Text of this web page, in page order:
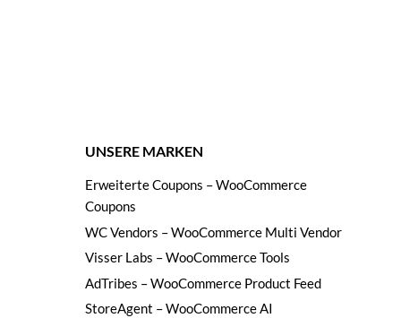
UNSERE MARKEN
Erweiterte Coupons – WooCommerce
Coupons
WC Vendors – WooCommerce Multi Vendor
Visser Labs – WooCommerce Tools
AdTribes – WooCommerce Product Feed
StoreAgent – WooCommerce AI